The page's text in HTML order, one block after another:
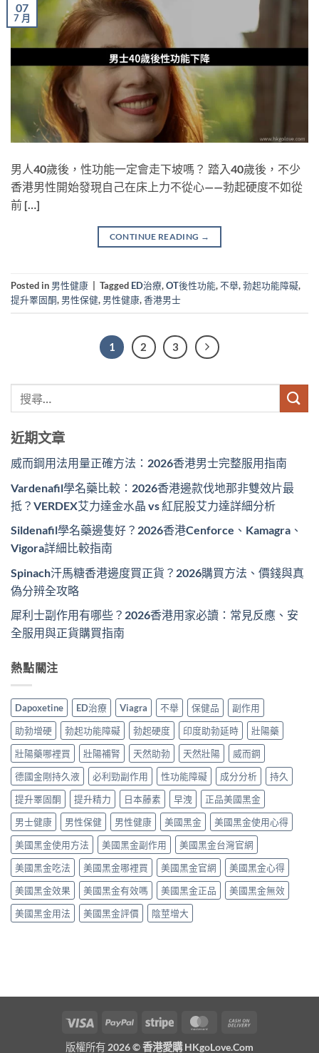
07
7 月
男人40歲後，性功能一定會走下坡嗎？ 踏入40歲後，不少
香港男性開始發現自己在床上力不從心——勃起硬度不如從
前 […]
CONTINUE READING →
Posted in 男性健康 Tagged ED治療,OT後性功能,不舉,勃起功能障礙,
提升睪固酮, 男性保健, 男性健康,香港男士
1 2 3
近期文章
威而鋼用法用量正確方法：2026香港男士完整服用指南
Vardenafil學名藥比較：2026香港邊款伐地那非雙效片最
抵？VERDEX艾力達金水晶 vs 紅屁股艾力達詳細分析
Sildenafil學名藥邊隻好？2026香港Cenforce、Kamagra、
Vigora詳細比較指南
Spinach汗馬糖香港邊度買正貨？2026購買方法、價錢與真
偽分辨全攻略
犀利士副作用有哪些？2026香港用家必讀：常見反應、安
全服用與正貨購買指南
熱點關注
Dapoxetine ED治療 Viagra 不舉 保健品
副作用
助勃增硬
勃起功能障礙 勃起硬度 印度助勃延時
壯陽藥
壯陽藥哪裡買
壯陽補腎 天然助勃 天然壯陽
威而鋼
德國金剛持久液
必利勁副作用 性功能障礙 成分分析
持久
提升睪固酮
提升精力 日本藤素 早洩
正品美國黑金
男士健康
男性保健 男性健康 美國黑金
美國黑金使用心得
美國黑金使用方法
美國黑金副作用
美國黑金台灣官網
美國黑金吃法
美國黑金哪裡買 美國黑金官網
美國黑金心得
美國黑金效果
美國黑金有效嗎 美國黑金正品
美國黑金無效
美國黑金用法
美國黑金評價 陰莖增大
Visa PayPal Stripe MasterCard
版權所有 2026 ©香港愛購 HKgoLove.Com